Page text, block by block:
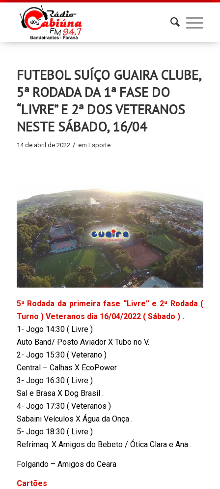
FUTEBOL SUÍÇO GUAIRA CLUBE,
5ª RODADA DA 1ª FASE DO
“LIVRE” E 2ª DOS VETERANOS
NESTE SÁBADO, 16/04
14 de abril de 2022 / em Esporte
5ª Rodada da primeira fase “Livre” e 2ª Rodada (
Turno ) Veteranos dia 16/04/2022 ( Sábado ) .
1- Jogo 14:30 ( Livre )
Auto Band/ Posto Aviador X Tubo no V.
2- Jogo 15:30 ( Veterano )
Central – Calhas X EcoPower
3- Jogo 16:30 ( Livre )
Sal e Brasa X Dog Brasil .
4- Jogo 17:30 ( Veteranos )
Sabaini Veículos X Água da Onça .
5- Jogo 18:30 ( Livre )
Refrimaq. X Amigos do Bebeto / Ótica Clara e Ana .
Folgando – Amigos do Ceara
Cartões